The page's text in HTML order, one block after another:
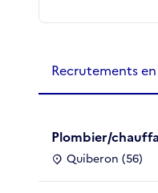
Recrutements
Plombier/
Quiberon (56)